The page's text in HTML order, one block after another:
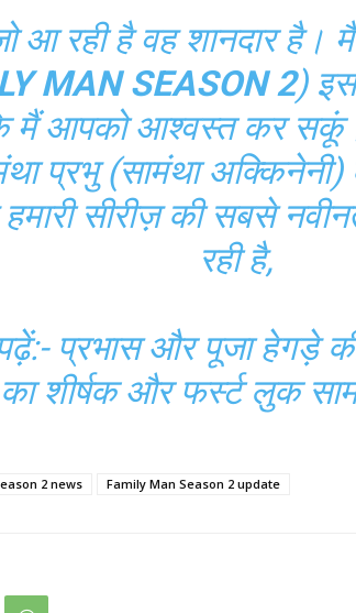
जो आ रही है वह शानदार
MAN SEASON 2)
मैं आपको आश्वस्त कर
प्रभु (सामंथा अक्किनेनी)
सीरीज़ की सबसे
रही है,
प्रभास और पूजा हेगड़े
का शीर्षक और फर्स्ट लुक
2 news Family Man Season 2 update